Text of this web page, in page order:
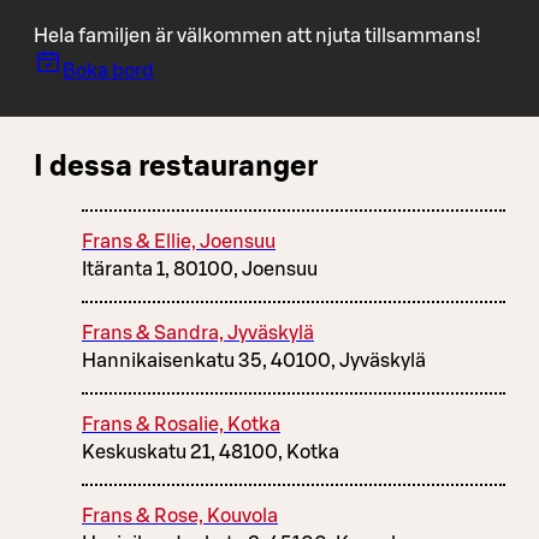
Hela familjen är välkommen att njuta tillsammans!
Boka bord
I dessa restauranger
Frans & Ellie, Joensuu
Itäranta 1, 80100, Joensuu
Frans & Sandra, Jyväskylä
Hannikaisenkatu 35, 40100, Jyväskylä
Frans & Rosalie, Kotka
Keskuskatu 21, 48100, Kotka
Frans & Rose, Kouvola